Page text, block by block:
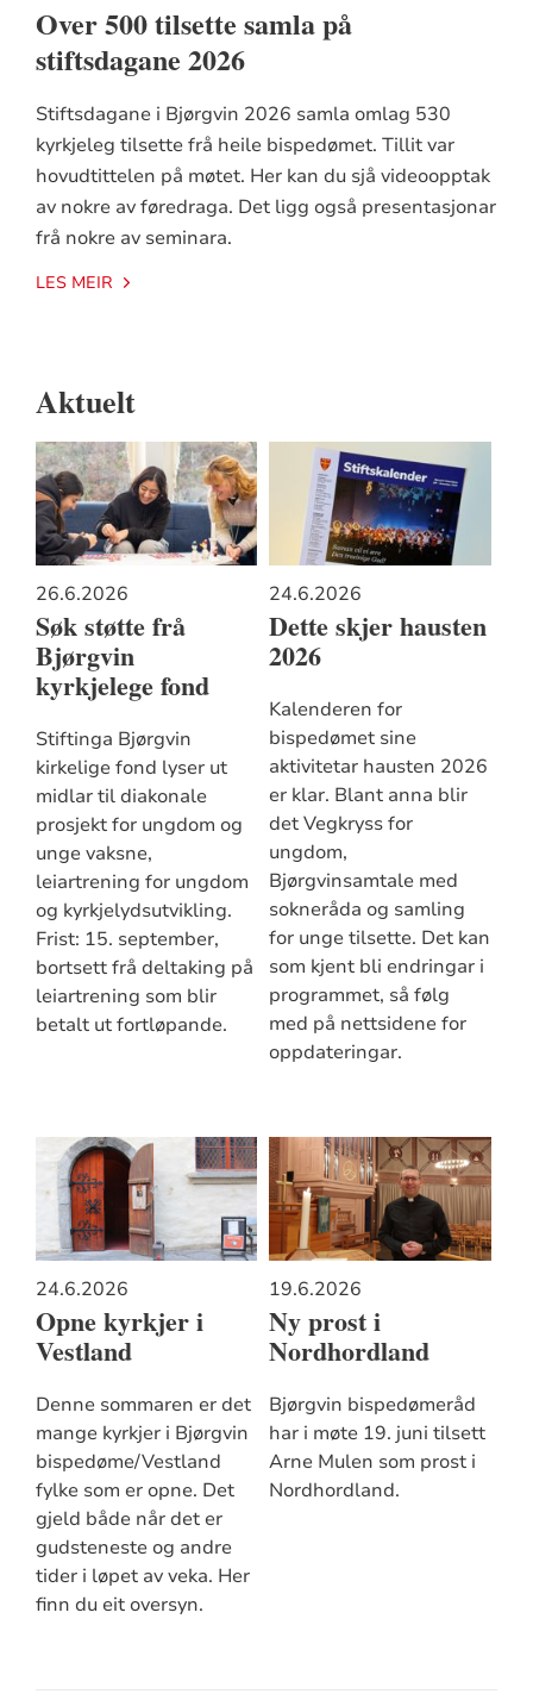
Over 500 tilsette samla på
stiftsdagane 2026
Stiftsdagane i Bjørgvin 2026 samla omlag 530
kyrkjeleg tilsette frå heile bispedømet. Tillit var
hovudtittelen på møtet. Her kan du sjå videoopptak
av nokre av føredraga. Det ligg også presentasjonar
frå nokre av seminara.
LES MEIR
Aktuelt
26.6.2026
Søk støtte frå
Bjørgvin
kyrkjelege fond
Stiftinga Bjørgvin
kirkelige fond lyser ut
midlar til diakonale
prosjekt for ungdom og
unge vaksne,
leiartrening for ungdom
og kyrkjelydsutvikling.
Frist: 15. september,
bortsett frå deltaking på
leiartrening som blir
betalt ut fortløpande.
24.6.2026
Dette skjer hausten
2026
Kalenderen for
bispedømet sine
aktivitetar hausten 2026
er klar. Blant anna blir
det Vegkryss for
ungdom,
Bjørgvinsamtale med
sokneråda og samling
for unge tilsette. Det kan
som kjent bli endringar i
programmet, så følg
med på nettsidene for
oppdateringar.
24.6.2026
Opne kyrkjer i
Vestland
Denne sommaren er det
mange kyrkjer i Bjørgvin
bispedøme/Vestland
fylke som er opne. Det
gjeld både når det er
gudsteneste og andre
tider i løpet av veka. Her
finn du eit oversyn.
19.6.2026
Ny prost i
Nordhordland
Bjørgvin bispedømeråd
har i møte 19. juni tilsett
Arne Mulen som prost i
Nordhordland.